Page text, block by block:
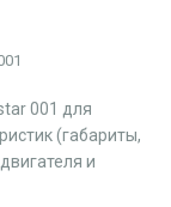
001 для
(габариты,
и